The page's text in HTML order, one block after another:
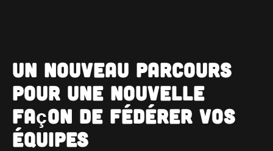
Un nouveau parcours
pour une nouvelle
façon de fédérer vos
équipes